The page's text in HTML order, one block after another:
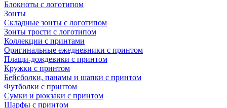
Блокноты с логотипом
Зонты
Складные зонты с логотипом
Зонты трости с логотипом
Коллекции с принтами
Оригинальные ежедневники с принтом
Плащи-дождевики с принтом
Кружки с принтом
Бейсболки, панамы и шапки с принтом
Футболки с принтом
Сумки и рюкзаки с принтом
Шарфы с принтом